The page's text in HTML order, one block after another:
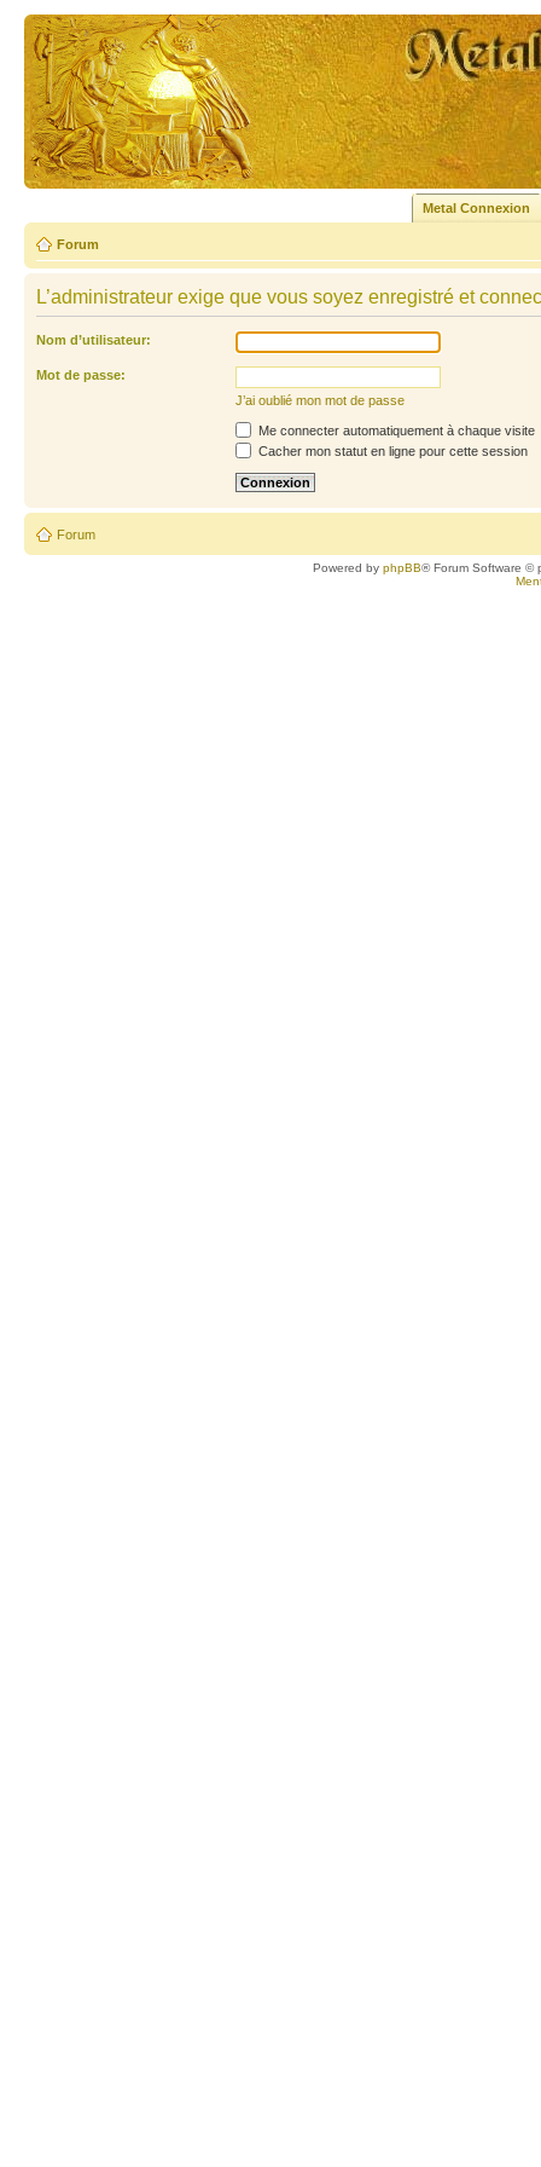
Metal Connexion
Forum
L’administrateur exige que vous soyez enregistré et
Nom d’utilisateur:
Mot de passe:
J’ai oublié mon mot de passe
Me connecter automatiquement à chaque visite
Cacher mon statut en ligne pour cette session
Forum
Powered byphpBB® Forum Software ©